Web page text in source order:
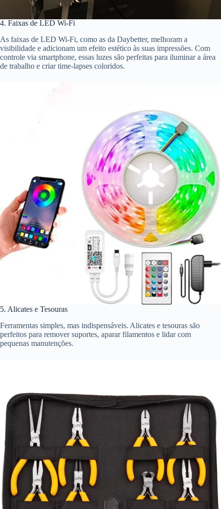
4. Faixas de LED Wi-Fi
As faixas de LED Wi-Fi, como as da Daybetter, melhoram a
visibilidade e adicionam um efeito estético às suas impressões. Com
controle via smartphone, essas luzes são perfeitas para iluminar a área
de trabalho e criar time-lapses coloridos.
5. Alicates e Tesouras
Ferramentas simples, mas indispensáveis. Alicates e tesouras são
perfeitos para remover suportes, aparar filamentos e lidar com
pequenas manutenções.